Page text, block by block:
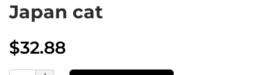
Japan cat
$32.88